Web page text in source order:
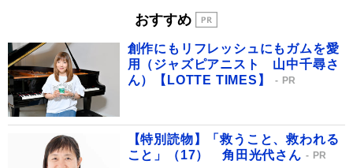
おすすめ
創作にもリフレッシュにもガムを愛
用（ジャズピアニスト 山中千尋さ
ん）【LOTTE TIMES】
PR
【特別読物】「救うこと、救われる
こと」（17） 角田光代さん
PR